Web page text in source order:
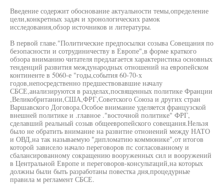
Введение содержит обоснование актуальности темы,определение
цели,конкретных задач и хронологических рамок
исследования,обзор источников и литературы.
В первой главе."Политические предпосылки созыва Совещания по
безопасности и сотрудиничеству в Европе",в форме краткого
обзора вниманию читателя предлагается характеристика основных
тенденций развития международных отношений на европейском
континенте в 5060-е "годы,события 60-70-х
годов,непосредственно предшествовавшие началу
СБСЕ,анализируются в разделах,посвященных политике Франции
,Великобритании,США,ФРГ,Советского Союза и других стран
Варшавского Договора.Особое внимание уделяется французской
внешней политике и .главное ."восточной политике" ФРГ,
сделавший реальный созыв общеевропейского совещания.Нельзя
было не обратить внимание на развитие отноиений между НАТО
и ОВД,на так называемую "дипломатию коммюнике",от итогов
которой зависело начало переговоров пс согласованному и
сбалансированному сокращению вооруженных сил и вооружений
в Центральной Европе и переговоров-консультаций,на которых
должны были быть разработаны повестка дня,процедурные
правила м регламент СБСЕ.